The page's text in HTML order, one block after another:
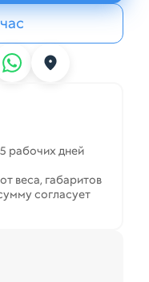
рабочих дней
веса, габаритов
согласует